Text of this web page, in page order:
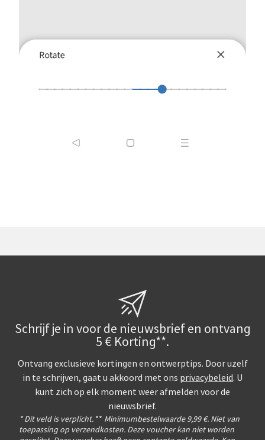
Schrijf je in voor de nieuwsbrief en ontvang
5 € Korting**.
Ontvang exclusieve kortingen en ontwerptips. Door uzelf
in te schrijven, gaat u akkoord met ons privacybeleid. U
kunt zich op elk moment weer afmelden voor de
nieuwsbrief.
* Dit veld is verplicht. ** Minimumbestelwaarde 9,99 €. Niet van
toepassing op verzendkosten. Deze voucher kan niet worden